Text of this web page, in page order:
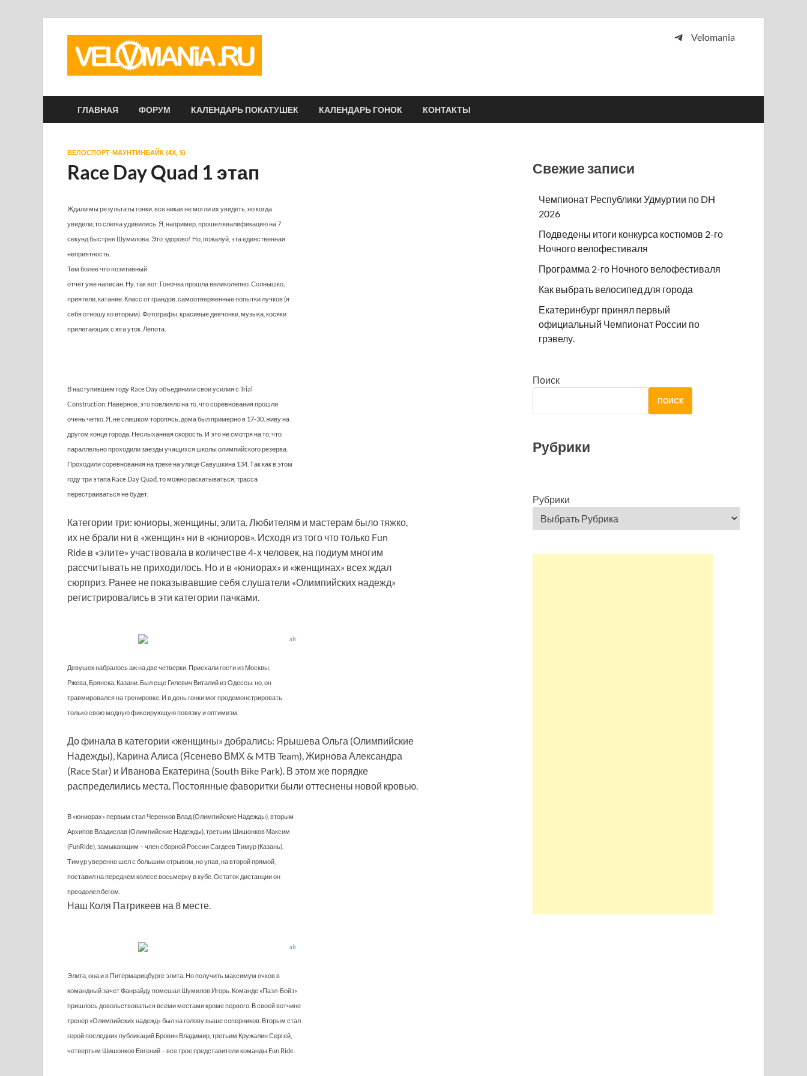
Velomania
ГЛАВНАЯ ФОРУМ КАЛЕНДАРЬ ПОКАТУШЕК КАЛЕНДАРЬ ГОНОК КОНТАКТЫ
ВЕЛОСПОРТ-МАУНТИНБАЙК (4Х, S)
Race Day Quad 1 этап
Ждали мы результаты гонки, все никак не могли их увидеть, но когда
увидели, то слегка удивились. Я, например, прошел квалификацию на 7
секунд быстрее Шумилова. Это здорово! Но, пожалуй, эта единственная
неприятность.
Тем более что позитивный
отчет уже написан. Ну, так вот. Гоночка прошла великолепно. Солнышко,
приятели, катание. Класс от грандов, самоотверженные попытки лучков (я
себя отношу ко вторым). Фотографы, красивые девчонки, музыка, косяки
прилетающих с юга уток. Лепота.
В наступившем году Race Day объединили свои усилия с Trial
Construction. Наверное, это повлияло на то, что соревнования прошли
очень четко. Я, не слишком торопясь, дома был примерно в 17-30, живу на
другом конце города. Неслыханная скорость. И это не смотря на то, что
параллельно проходили заезды учащихся школы олимпийского резерва.
Проходили соревнования на треке на улице Савушкина 134. Так как в этом
году три этапа Race Day Quad, то можно раскатываться, трасса
перестраиваться не будет.
Категории три: юниоры, женщины, элита. Любителям и мастерам было тяжко,
их не брали ни в «женщин» ни в «юниоров». Исходя из того что только Fun
Ride в «элите» участвовала в количестве 4-х человек, на подиум многим
рассчитывать не приходилось. Но и в «юниорах» и «женщинах» всех ждал
сюрприз. Ранее не показывавшие себя слушатели «Олимпийских надежд»
регистрировались в эти категории пачками.
Девушек набралось аж на две четверки. Приехали гости из Москвы,
Ржева, Брянска, Казани. Был еще Гилевич Виталий из Одессы, но, он
травмировался на тренировке. И в день гонки мог продемонстрировать
только свою модную фиксирующую повязку и оптимизм.
До финала в категории «женщины» добрались: Ярышева Ольга (Олимпийские
Надежды), Карина Алиса (Ясенево ВМХ & MTB Team), Жирнова Александра
(Race Star) и Иванова Екатерина (South Bike Park). В этом же порядке
распределились места. Постоянные фаворитки были оттеснены новой кровью.
В «юниорах» первым стал Черенков Влад (Олимпийские Надежды), вторым
Архипов Владислав (Олимпийские Надежды), третьим Шишонков Максим
(FunRide), замыкающим – член сборной России Сагдеев Тимур (Казань).
Тимур уверенно шел с большим отрывом, но упав, на второй прямой,
поставил на переднем колесе восьмерку в кубе. Остаток дистанции он
преодолел бегом.
Наш Коля Патрикеев на 8 месте.
Элита, она и в Питермарицбурге элита. Но получить максимум очков в
командный зачет Фанрайду помешал Шумилов Игорь. Команде «Пазл-Бойз»
пришлось довольствоваться всеми местами кроме первого. В своей вотчине
тренер «Олимпийских надежд» был на голову выше соперников. Вторым стал
герой последних публикаций Бровин Владимир, третьим Кружалин Сергей,
четвертым Шишонков Евгений – все трое представители команды Fun Ride.
Свежие записи
Чемпионат Республики Удмуртии по DH
2026
Подведены итоги конкурса костюмов 2-го
Ночного велофестиваля
Программа 2-го Ночного велофестиваля
Как выбрать велосипед для города
Екатеринбург принял первый
официальный Чемпионат России по
грэвелу.
Поиск
ПОИСК
Рубрики
Рубрики